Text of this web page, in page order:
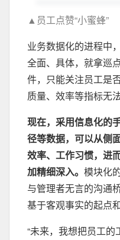
▲员工点赞“小蜜蜂”
业务数据化的进程中
全面、具体，就拿巡
件，只能关注员工是
质量、效率等指标无
现在，采用信息化的
径等数据，可以从侧
效率、工作习惯，进
加精细深入。 模块化
与管理者无言的沟通
基于客观事实的起点
“未来，我想把员工